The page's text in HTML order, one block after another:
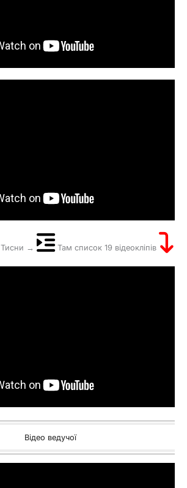
Тисни → Там список 19 відеокліпів
Відео ведучої